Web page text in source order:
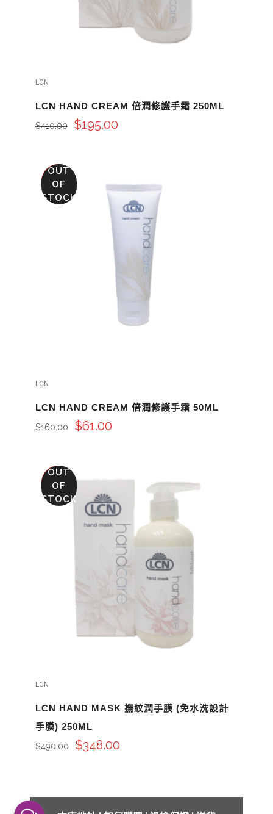
LCN
LCN HAND CREAM 倍潤修護手霜 250ML
$410.00 $195.00
SALE
OUT
OF
STOCK
LCN
LCN HAND CREAM 倍潤修護手霜 50ML
$160.00 $61.00
SALE
OUT
OF
STOCK
LCN
LCN HAND MASK 撫紋潤手膜 (免水洗設計
手膜) 250ML
$490.00 $348.00